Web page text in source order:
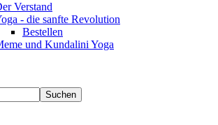
Verstand
- die sanfte Revolution
Bestellen
und Kundalini Yoga
Suchen